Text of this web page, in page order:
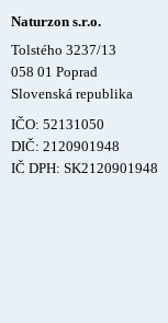
Naturzon s.r.o.
Tolstého 3237/13
058 01 Poprad
Slovenská republika
IČO: 52131050
DIČ: 2120901948
IČ DPH: SK2120901948